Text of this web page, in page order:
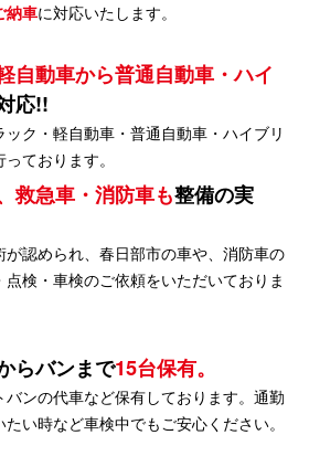
納車に対応いたします。
自動車から普通自動車・ハイ
応!!
ク・軽自動車・普通自動車・ハイブリ
ております。
救急車・消防車も整備の実
認められ、春日部市の車や、消防車の
検・車検のご依頼をいただいておりま
らバンまで15台保有。
ンの代車など保有しております。通勤
い時など車検中でもご安心ください。